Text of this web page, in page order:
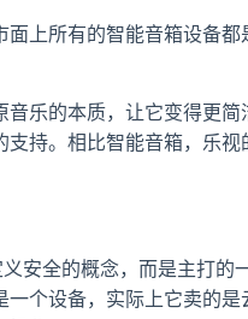
上所有的智能音箱设备都
乐的本质，让它变得更简
持。相比智能音箱，乐视
安全的概念，而是主打的
个设备，实际上它卖的是